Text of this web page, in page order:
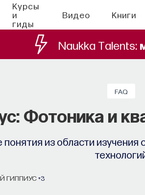
Курсы
и
гиды
Видео Книги
Naukka Talents:
FAQ
Фотоника и
понятия из области изучения
ГИППИУС+3